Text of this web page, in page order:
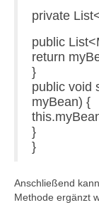
private
public
return
}
public void
myBean) {
}
}
Anschließend
Methode ergänzt